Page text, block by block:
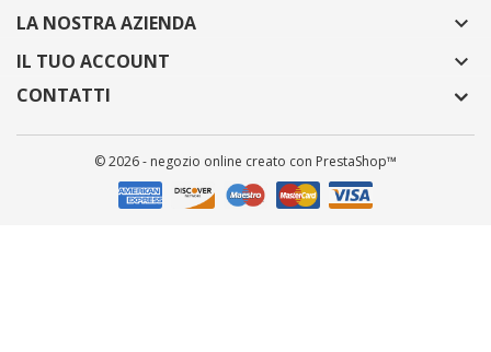
LA NOSTRA AZIENDA 
IL TUO ACCOUNT 
CONTATTI
© 2026 - negozio online creato con PrestaShop™